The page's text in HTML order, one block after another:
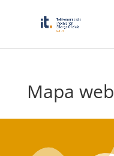
Mapa web